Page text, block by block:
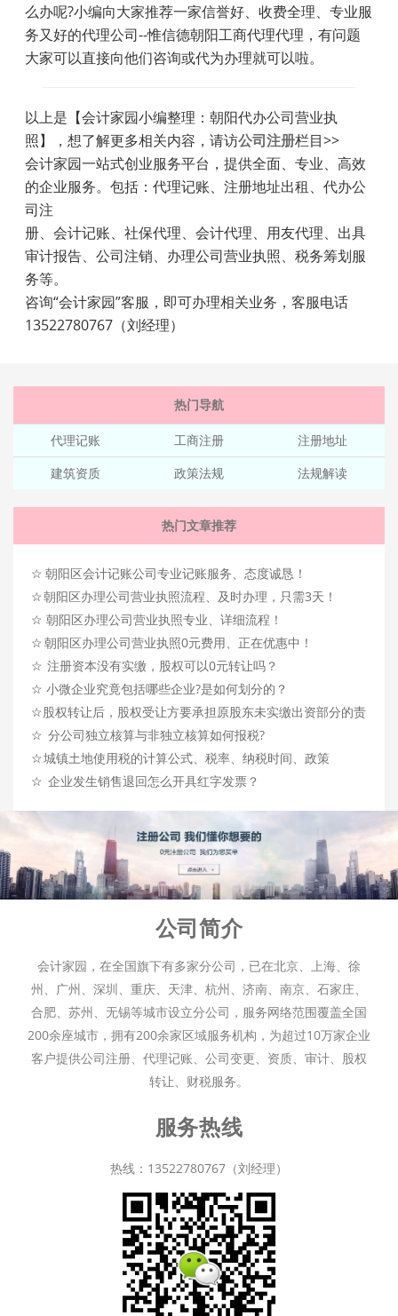
么办呢?小编向大家推荐一家信誉好、收费全理、专业服
务又好的代理公司--惟信德朝阳工商代理代理，有问题
大家可以直接向他们咨询或代为办理就可以啦。
以上是【会计家园小编整理：朝阳代办公司营业执
照】，想了解更多相关内容，请访公司注册栏目>>
会计家园一站式创业服务平台，提供全面、专业、高效
的企业服务。包括：代理记账、注册地址出租、代办公
司注
册、会计记账、社保代理、会计代理、用友代理、出具
审计报告、公司注销、办理公司营业执照、税务筹划服
务等。
咨询“会计家园”客服，即可办理相关业务，客服电话
13522780767（刘经理）
热门导航
代理记账 工商注册
注册地址
建筑资质
政策法规 法规解读
热门文章推荐
☆ 朝阳区会计记账公司专业记账服务、态度诚恳！
☆朝阳区办理公司营业执照流程、及时办理，只需3天！
☆ 朝阳区办理公司营业执照专业、详细流程！
☆ 朝阳区办理公司营业执照0元费用、正在优惠中！
☆ 注册资本没有实缴，股权可以0元转让吗？
☆ 小微企业究竟包括哪些企业?是如何划分的？
☆股权转让后，股权受让方要承担原股东未实缴出资部分的责
任吗？
☆ 分公司独立核算与非独立核算如何报税?
☆城镇土地使用税的计算公式、税率、纳税时间、政策
☆ 企业发生销售退回怎么开具红字发票？
公司简介
会计家园，在全国旗下有多家分公司，已在北京、上海、徐
州、广州、深圳、重庆、天津、杭州、济南、南京、石家庄、
合肥、苏州、无锡等城市设立分公司，服务网络范围覆盖全国
200余座城市，拥有200余家区域服务机构，为超过10万家企业
客户提供公司注册、代理记账、公司变更、资质、审计、股权
转让、财税服务。
服务热线
热线：13522780767（刘经理）